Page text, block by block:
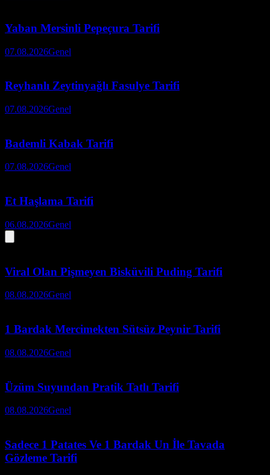
Yaban Mersinli Pepeçura Tarifi
07.08.2026Genel
Reyhanlı Zeytinyağlı Fasulye Tarifi
07.08.2026Genel
Bademli Kabak Tarifi
07.08.2026Genel
Et Haşlama Tarifi
06.08.2026Genel
Viral Olan Pişmeyen Bisküvili Puding Tarifi
08.08.2026Genel
1 Bardak Mercimekten Sütsüz Peynir Tarifi
08.08.2026Genel
Üzüm Suyundan Pratik Tatlı Tarifi
08.08.2026Genel
Sadece 1 Patates Ve 1 Bardak Un İle Tavada
Gözleme Tarifi